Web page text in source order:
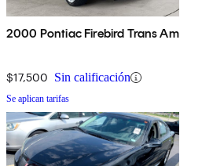
2000 Pontiac Firebird Trans Am
$17,500 Sin calificación
Se aplican tarifas